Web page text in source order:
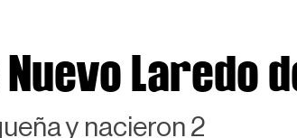
Laredo
y nacieron 2